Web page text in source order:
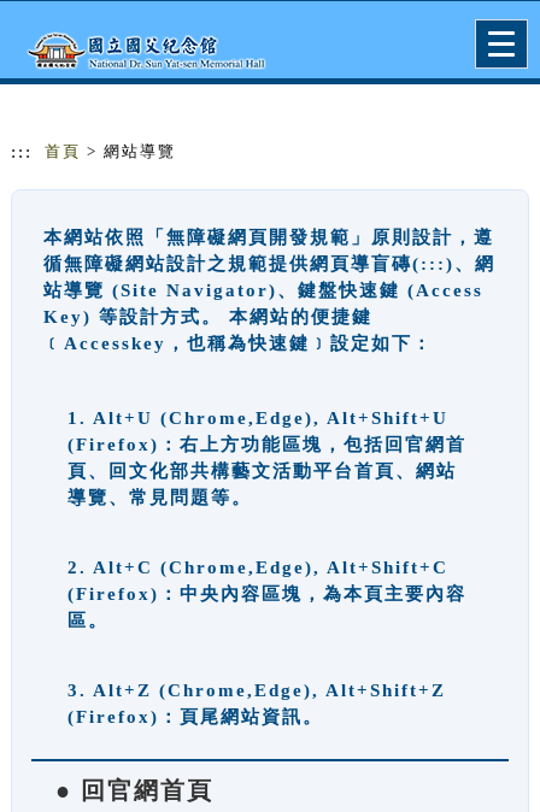
::: 首頁 > 網站導覽
本網站依照「無障礙網頁開發規範」原則設計，遵
循無障礙網站設計之規範提供網頁導盲磚(:::)、網
站導覽 (Site Navigator)、鍵盤快速鍵 (Access
Key) 等設計方式。 本網站的便捷鍵
﹝Accesskey，也稱為快速鍵﹞設定如下：
1. Alt+U (Chrome,Edge), Alt+Shift+U
(Firefox)：右上方功能區塊，包括回官網首
頁、回文化部共構藝文活動平台首頁、網站
導覽、常見問題等。
2. Alt+C (Chrome,Edge), Alt+Shift+C
(Firefox)：中央內容區塊，為本頁主要內容
區。
3. Alt+Z (Chrome,Edge), Alt+Shift+Z
(Firefox)：頁尾網站資訊。
● 回官網首頁